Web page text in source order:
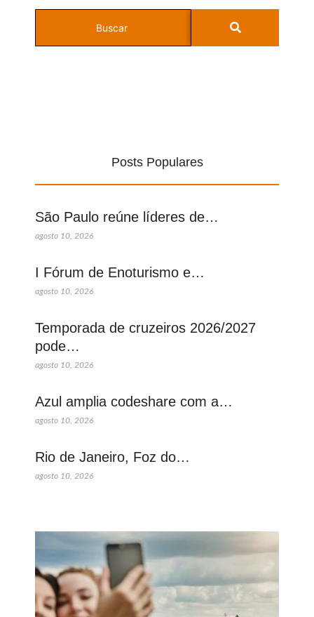
Posts Populares
São Paulo reúne líderes de…
agosto 10, 2026
I Fórum de Enoturismo e…
agosto 10, 2026
Temporada de cruzeiros 2026/2027
pode…
agosto 10, 2026
Azul amplia codeshare com a…
agosto 10, 2026
Rio de Janeiro, Foz do…
agosto 10, 2026